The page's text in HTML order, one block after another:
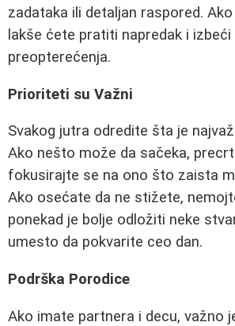
zadataka ili detaljan raspored.
lakše ćete pratiti napredak i
preopterećenja.
Prioriteti su Važni
Svakog jutra odredite šta je
Ako nešto može da sačeka,
fokusirajte se na ono što zaista
Ako osećate da ne stižete,
ponekad je bolje odložiti neke
umesto da pokvarite ceo dan.
Podrška Porodice
Ako imate partnera i decu, važno